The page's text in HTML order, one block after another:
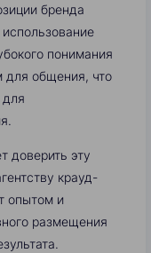
бренда
понимания
для общения, что
для
доверить эту
крауд-
опытом и
размещения